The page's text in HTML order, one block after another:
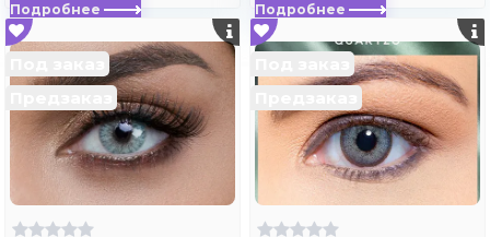
Подробнее Подробнее